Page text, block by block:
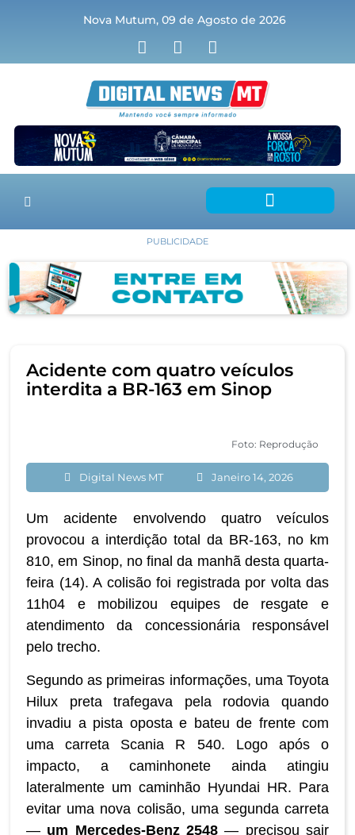
Nova Mutum, 09 de Agosto de 2026
PUBLICIDADE
Acidente com quatro veículos
interdita a BR-163 em Sinop
Foto: Reprodução
Digital News MT Janeiro 14, 2026
Um acidente envolvendo quatro veículos
provocou a interdição total da BR-163, no km
810, em Sinop, no final da manhã desta quarta-
feira (14). A colisão foi registrada por volta das
11h04 e mobilizou equipes de resgate e
atendimento da concessionária responsável
pelo trecho.
Segundo as primeiras informações, uma Toyota
Hilux preta trafegava pela rodovia quando
invadiu a pista oposta e bateu de frente com
uma carreta Scania R 540. Logo após o
impacto, a caminhonete ainda atingiu
lateralmente um caminhão Hyundai HR. Para
evitar uma nova colisão, uma segunda carreta
— um Mercedes-Benz 2548 — precisou sair